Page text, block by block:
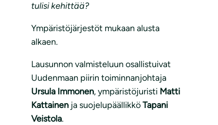
tulisi kehittää?
Ympäristöjärjestöt mukaan alusta
alkaen.
Lausunnon valmisteluun osallistuivat
Uudenmaan piirin toiminnanjohtaja
Ursula Immonen, ympäristöjuristi Matti
Kattainen ja suojelupäällikköTapani
Veistola.